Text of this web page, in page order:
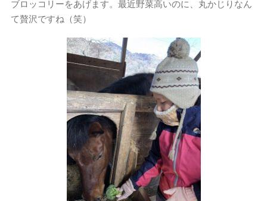
ブロッコリーをあげます。最近野菜高いのに、丸かじりなん
て贅沢ですね（笑）